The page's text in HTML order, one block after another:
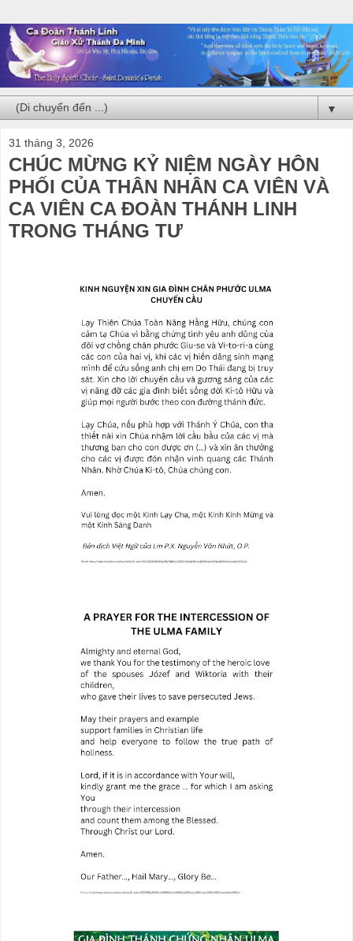
▼
31 tháng 3, 2026
CHÚC MỪNG KỶ NIỆM NGÀY HÔN
PHỐI CỦA THÂN NHÂN CA VIÊN VÀ
CA VIÊN CA ĐOÀN THÁNH LINH
TRONG THÁNG TƯ